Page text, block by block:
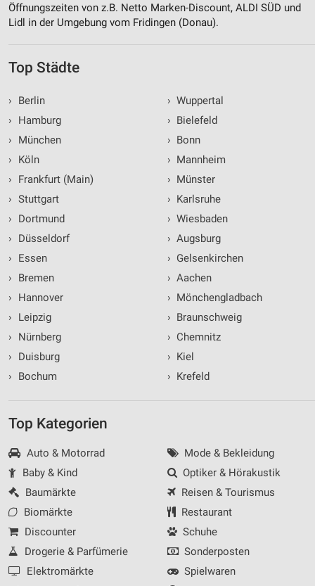
Öffnungszeiten von z.B. Netto Marken-Discount, ALDI SÜD und
Lidl in der Umgebung vom Fridingen (Donau).
Top Städte
›
Berlin
›
Hamburg
›
München
›
Köln
›
Frankfurt (Main)
› Stuttgart
›
Dortmund
›
Düsseldorf
›
Essen
›
Bremen
›
Hannover
›
Leipzig
›
Nürnberg
›
Duisburg
›
Bochum
› Wuppertal
› Bielefeld
› Bonn
› Mannheim
› Münster
› Karlsruhe
› Wiesbaden
› Augsburg
› Gelsenkirchen
› Aachen
› Mönchengladbach
› Braunschweig
› Chemnitz
› Kiel
› Krefeld
Top Kategorien
Auto & Motorrad
Baby & Kind
Baumärkte
Biomärkte
Discounter
Drogerie & Parfümerie
Elektromärkte
Mode & Bekleidung
Optiker & Hörakustik
Reisen & Tourismus
Restaurant
Schuhe
Sonderposten
Spielwaren